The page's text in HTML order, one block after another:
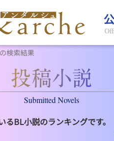
検索結果
Submitted Novels
るBL小説のランキングです。